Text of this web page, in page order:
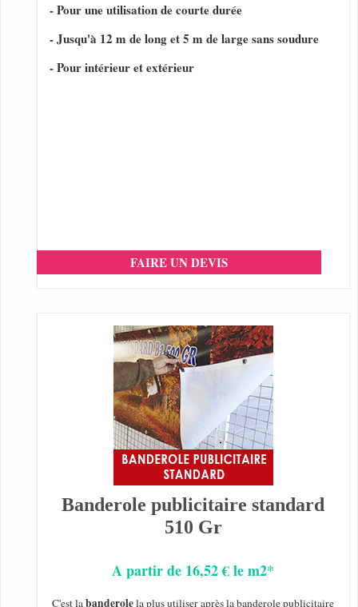
- Pour une utilisation de courte durée
- Jusqu'à 12 m de long et 5 m de large sans soudure
- Pour intérieur et extérieur
FAIRE UN DEVIS
Banderole publicitaire standard
510 Gr
A partir de 16,52 € le m2*
C'est labanderolela plus utiliser après la banderole publicitaire